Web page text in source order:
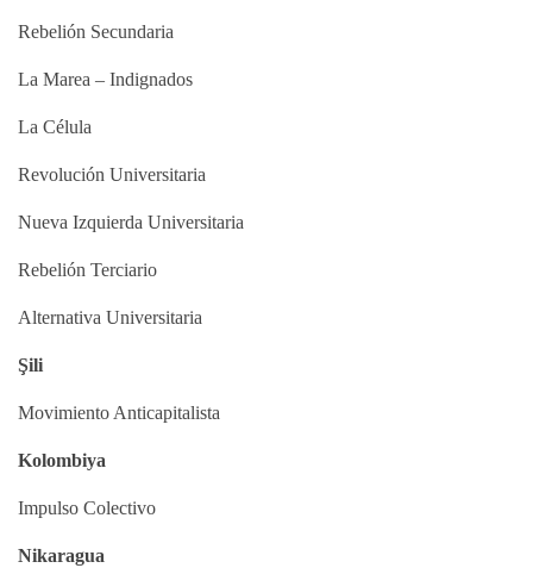
Rebelión Secundaria
La Marea – Indignados
La Célula
Revolución Universitaria
Nueva Izquierda Universitaria
Rebelión Terciario
Alternativa Universitaria
Şili
Movimiento Anticapitalista
Kolombiya
Impulso Colectivo
Nikaragua